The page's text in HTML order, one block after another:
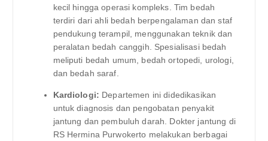
kecil hingga operasi kompleks. Tim bedah
terdiri dari ahli bedah berpengalaman dan staf
pendukung terampil, menggunakan teknik dan
peralatan bedah canggih. Spesialisasi bedah
meliputi bedah umum, bedah ortopedi, urologi,
dan bedah saraf.
Kardiologi: Departemen ini didedikasikan
untuk diagnosis dan pengobatan penyakit
jantung dan pembuluh darah. Dokter jantung di
RS Hermina Purwokerto melakukan berbagai